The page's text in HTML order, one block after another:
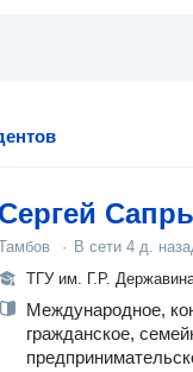
Сергей
· В сети 4 д.
ТГУ им. Г.Р.
Международное,
гражданское,